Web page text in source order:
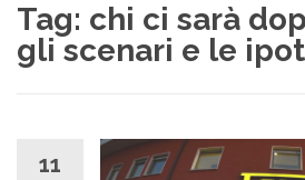
Tag: chi ci sarà
gli scenari e le
11